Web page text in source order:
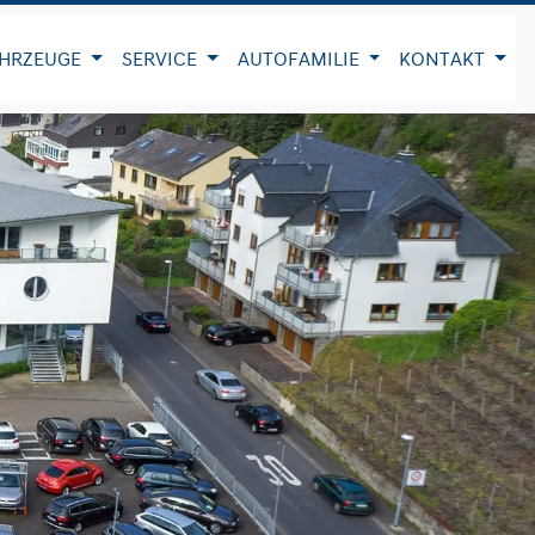
SERVICE AUTOFAMILIE KONTAKT